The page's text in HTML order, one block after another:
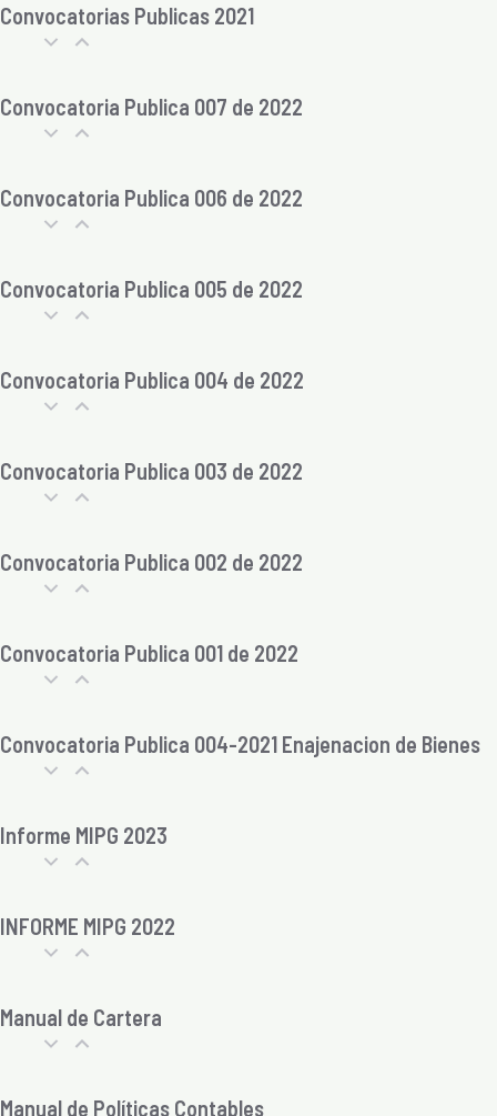
Convocatorias Publicas 2021
Convocatoria Publica 007 de 2022
Convocatoria Publica 006 de 2022
Convocatoria Publica 005 de 2022
Convocatoria Publica 004 de 2022
Convocatoria Publica 003 de 2022
Convocatoria Publica 002 de 2022
Convocatoria Publica 001 de 2022
Convocatoria Publica 004-2021 Enajenacion de Bienes
Informe MIPG 2023
INFORME MIPG 2022
Manual de Cartera
Manual de Políticas Contables